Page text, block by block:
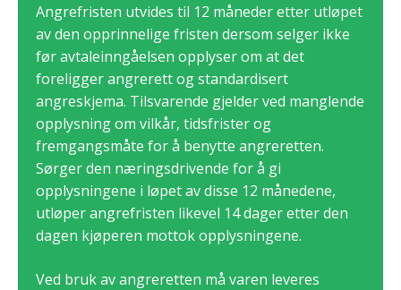
Angrefristen utvides til 12 måneder etter utløpet
av den opprinnelige fristen dersom selger ikke
før avtaleinngåelsen opplyser om at det
foreligger angrerett og standardisert
angreskjema. Tilsvarende gjelder ved manglende
opplysning om vilkår, tidsfrister og
fremgangsmåte for å benytte angreretten.
Sørger den næringsdrivende for å gi
opplysningene i løpet av disse 12 månedene,
utløper angrefristen likevel 14 dager etter den
dagen kjøperen mottok opplysningene.
Ved bruk av angreretten må varen leveres